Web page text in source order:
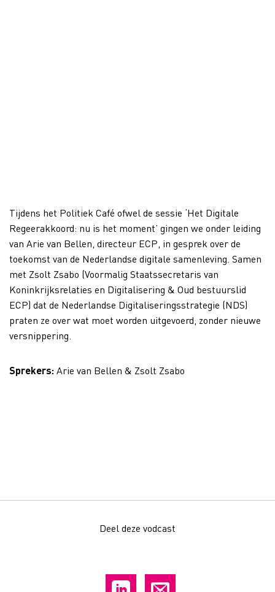
Tijdens het Politiek Café ofwel de sessie ‘Het Digitale
Regeerakkoord: nu is het moment’ gingen we onder leiding
van Arie van Bellen, directeur ECP, in gesprek over de
toekomst van de Nederlandse digitale samenleving. Samen
met Zsolt Zsabo (Voormalig Staatssecretaris van
Koninkrijksrelaties en Digitalisering & Oud bestuurslid
ECP) dat de Nederlandse Digitaliseringsstrategie (NDS)
praten ze over wat moet worden uitgevoerd, zonder nieuwe
versnippering.
Sprekers: Arie van Bellen & Zsolt Zsabo
Deel deze vodcast